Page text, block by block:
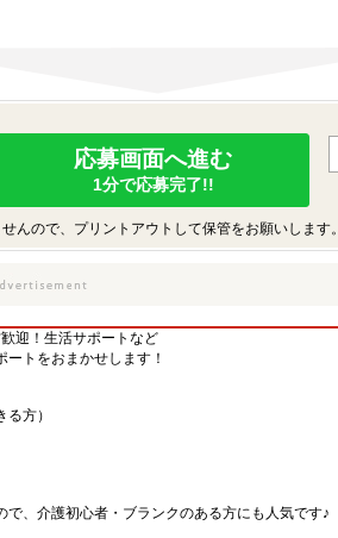
応募画面へ進む
1分で応募完了!!
んので、プリントアウトして保管をお願いします。
迎！生活サポートなど
トをおまかせします！
方）
、介護初心者・ブランクのある方にも人気です♪